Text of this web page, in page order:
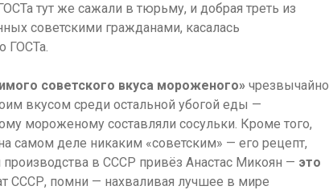
тут же сажали в тюрьму, и добрая треть из
советскими гражданами, касалась
ГОСТа.
советского вкуса мороженого» чрезвычайно
вкусом среди остальной убогой еды —
мороженому составляли сосульки. Кроме того,
самом деле никаким «советским» — его рецепт,
в СССР привёз Анастас Микоян — это
СССР, помни — нахваливая лучшее в мире